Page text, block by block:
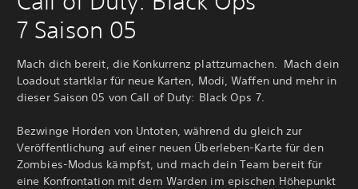
7 Saison 05
Mach dich bereit, die Konkurrenz plattzumachen. Mach dein
Loadout startklar für neue Karten, Modi, Waffen und mehr in
dieser Saison 05 von Call of Duty: Black Ops 7.
Bezwinge Horden von Untoten, während du gleich zur
Veröffentlichung auf einer neuen Überleben-Karte für den
Zombies-Modus kämpfst, und mach dein Team bereit für
eine Konfrontation mit dem Warden im epischen Höhepunkt